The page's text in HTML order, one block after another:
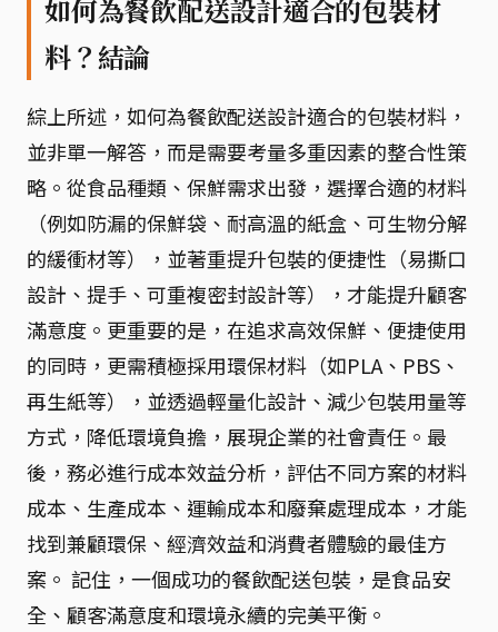
如何為餐飲配送設計適合的包裝材
料？結論
綜上所述，如何為餐飲配送設計適合的包裝材料，
並非單一解答，而是需要考量多重因素的整合性策
略。從食品種類、保鮮需求出發，選擇合適的材料
（例如防漏的保鮮袋、耐高溫的紙盒、可生物分解
的緩衝材等），並著重提升包裝的便捷性（易撕口
設計、提手、可重複密封設計等），才能提升顧客
滿意度。更重要的是，在追求高效保鮮、便捷使用
的同時，更需積極採用環保材料（如PLA、PBS、
再生紙等），並透過輕量化設計、減少包裝用量等
方式，降低環境負擔，展現企業的社會責任。最
後，務必進行成本效益分析，評估不同方案的材料
成本、生產成本、運輸成本和廢棄處理成本，才能
找到兼顧環保、經濟效益和消費者體驗的最佳方
案。 記住，一個成功的餐飲配送包裝，是食品安
全、顧客滿意度和環境永續的完美平衡。